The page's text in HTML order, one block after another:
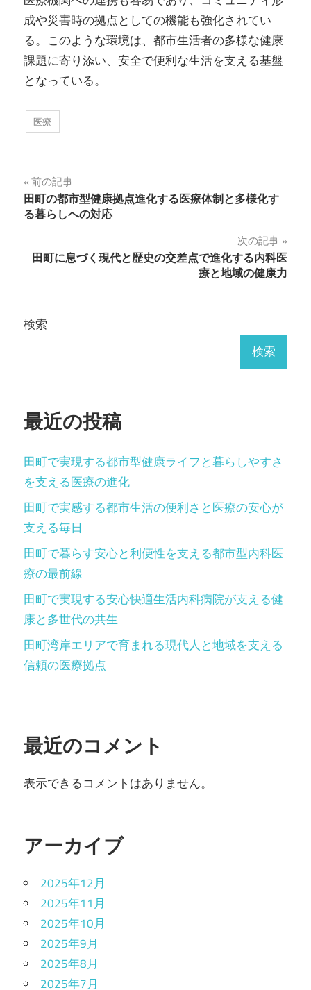
成や災害時の拠点としての機能も強化されてい
る。このような環境は、都市生活者の多様な健康
課題に寄り添い、安全で便利な生活を支える基盤
となっている。
医療
投
稿
ビ
ー
ョ
前の記事
田町の都市型健康拠点進化する医療体制と多様化す
る暮らしへの対応
次の記事
田町に息づく現代と歴史の交差点で進化する内科医
療と地域の健康力
検索
検索
最近の投稿
田町で実現する都市型健康ライフと暮らしやすさ
を支える医療の進化
田町で実感する都市生活の便利さと医療の安心が
支える毎日
田町で暮らす安心と利便性を支える都市型内科医
療の最前線
田町で実現する安心快適生活内科病院が支える健
康と多世代の共生
田町湾岸エリアで育まれる現代人と地域を支える
信頼の医療拠点
最近のコメント
表示できるコメントはありません。
アーカイブ
2025年12月
2025年11月
2025年10月
2025年9月
2025年8月
2025年7月